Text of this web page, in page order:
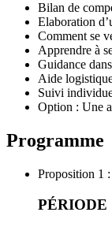
Bilan de
Elaboration
Comment se
Apprendre à
Guidance
Aide
Suivi
Option : Une
Programme
Proposition 1
PÉRIODE